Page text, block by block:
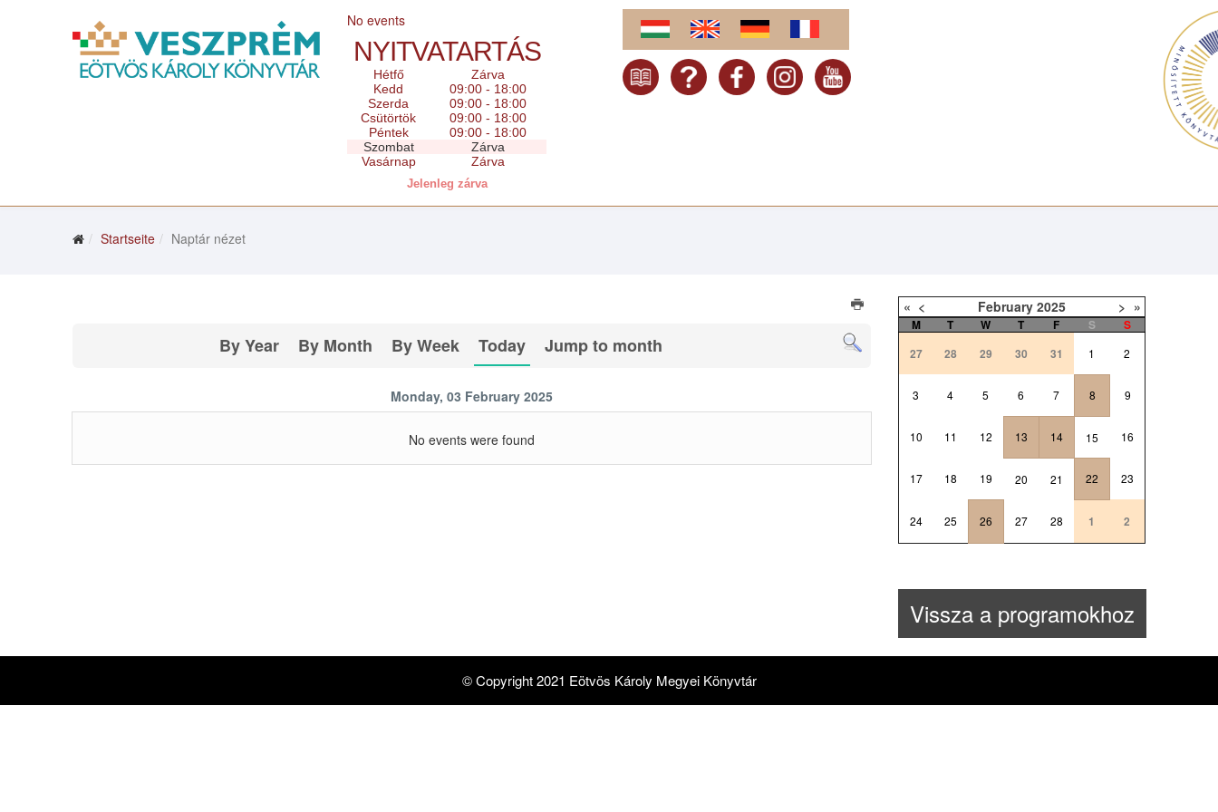
No events
NYITVATARTÁS
Hétfő
Zárva
Kedd
09:00 - 18:00
Szerda
09:00 - 18:00
Csütörtök
09:00 - 18:00
Péntek
09:00 - 18:00
Szombat
Zárva
Vasárnap
Zárva
Jelenleg zárva
Startseite Naptár nézet
By Year By Month By Week Today Jump to month
Monday, 03 February 2025
No events were found
« < February 2025 > »
M T W T F S
S
27
28 29 30 31 1 2
3 4 5 6 7 8 9
10 11 12 13 14 15 16
17 18 19 20 21 22 23
24 25 26 27 28 1 2
Vissza a programokhoz
© Copyright 2021 Eötvös Károly Megyei Könyvtár